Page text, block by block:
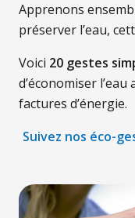
Apprenons
préserver l’eau,
Voici 20 gestes
d’économiser
factures d’énergie.
Suivez nos éco-